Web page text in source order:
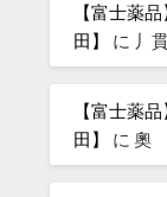
【富士薬
田】
に 丿
【富士薬
田】
に奧